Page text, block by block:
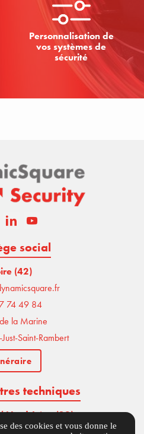
Personnalisation de
vos systèmes de
sécurité
social
(42)
74 49 84
la Marine
Saint-Rambert
techniques
Nord-Isère (38),
74 49 84
des cookies et vous donne le